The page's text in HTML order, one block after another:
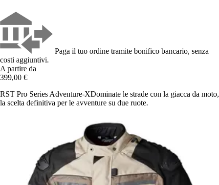
Paga il tuo ordine tramite bonifico bancario, senza
costi aggiuntivi.
A partire da
399,00 €
RST Pro Series Adventure-XDominate le strade con la giacca da moto,
la scelta definitiva per le avventure su due ruote.